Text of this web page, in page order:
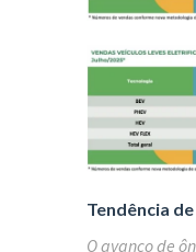
Tendência
O avanço de